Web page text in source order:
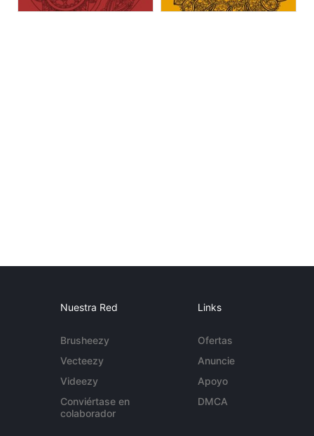
Nuestra Red
Brusheezy
Vecteezy
Videezy
Conviértase en
colaborador
Links
Ofertas
Anuncie
Apoyo
DMCA